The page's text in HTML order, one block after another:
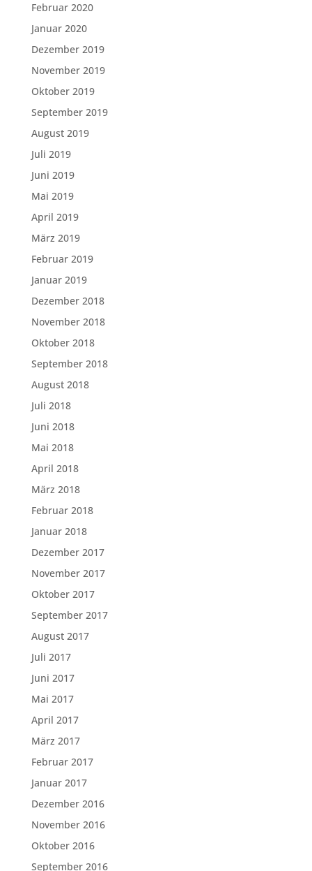
Februar 2020
Januar 2020
Dezember 2019
November 2019
Oktober 2019
September 2019
August 2019
Juli 2019
Juni 2019
Mai 2019
April 2019
März 2019
Februar 2019
Januar 2019
Dezember 2018
November 2018
Oktober 2018
September 2018
August 2018
Juli 2018
Juni 2018
Mai 2018
April 2018
März 2018
Februar 2018
Januar 2018
Dezember 2017
November 2017
Oktober 2017
September 2017
August 2017
Juli 2017
Juni 2017
Mai 2017
April 2017
März 2017
Februar 2017
Januar 2017
Dezember 2016
November 2016
Oktober 2016
September 2016